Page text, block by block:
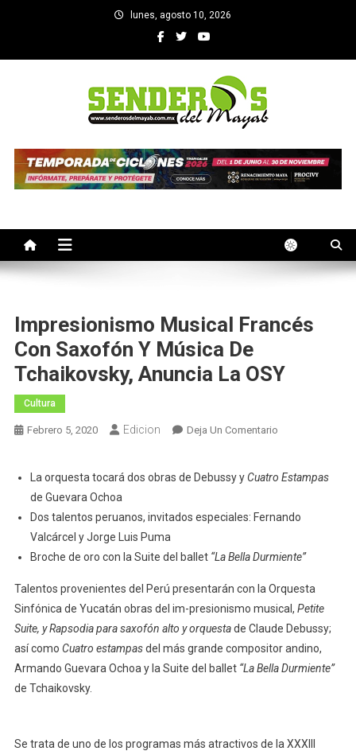
lunes, agosto 10, 2026
SENDEROS DEL MAYAB
Impresionismo Musical Francés
Con Saxofón Y Música De
Tchaikovsky, Anuncia La OSY
Cultura
Febrero 5, 2020 Edicion Deja Un ComentarioEn
Francés
Saxofón
Música
Tchaikovsky,
Anuncia
La
OSY
La orquesta tocará dos obras de Debussy yCuatro Estampas
de Guevara Ochoa
Dos talentos peruanos, invitados especiales: Fernando
Valcárcel y Jorge Luis Puma
Broche de oro con la Suite del ballet “La Bella Durmiente”
Talentos provenientes del Perú presentarán con la Orquesta
Sinfónica de Yucatán obras del im-presionismo musical, Petite
Suite, y Rapsodia para saxofón alto y orquestade Claude Debussy;
así como Cuatro estampasdel más grande compositor andino,
Armando Guevara Ochoa y la Suite del ballet “La Bella Durmiente”
de Tchaikovsky.
Se trata de uno de los programas más atractivos de la XXXIII